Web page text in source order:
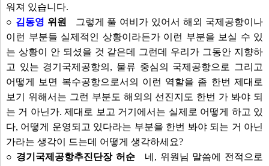
워져 있습니다.
○ 김동영 위원
그렇게 풀 여비가 있어서 해외 국제공항이나
이런 부분들 실제적인 상황이라든가 이런 부분을 보실 수 있
는 상황이 안 되셨을 것 같은데 그런데 우리가 그동안 지향하
고 있는 경기국제공항의, 물류 중심의 국제공항으로 그리고
어떻게 보면 복수공항으로서의 이런 역할을 좀 한번 제대로
보기 위해서는 그런 부분도 해외의 선진지도 한번 가 봐야 되
는 거 아닌가. 제대로 보고 거기에서는 실제로 어떻게 하고 있
다, 어떻게 운영되고 있다라는 부분을 한번 봐야 되는 거 아닌
가라는 생각이 드는데 어떻게 생각하세요?
○ 경기국제공항추진단장 허순
네, 위원님 말씀에 전적으로